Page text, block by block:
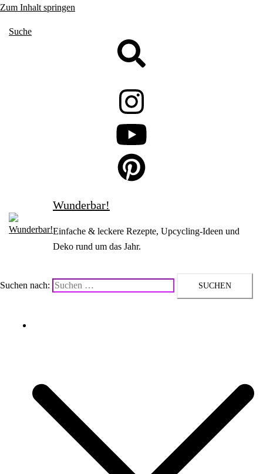
Zum Inhalt springen
Suche
Wunderbar!
Einfache & leckere Rezepte, Upcycling-Ideen und
Deko rund um das Jahr.
Suchen nach: